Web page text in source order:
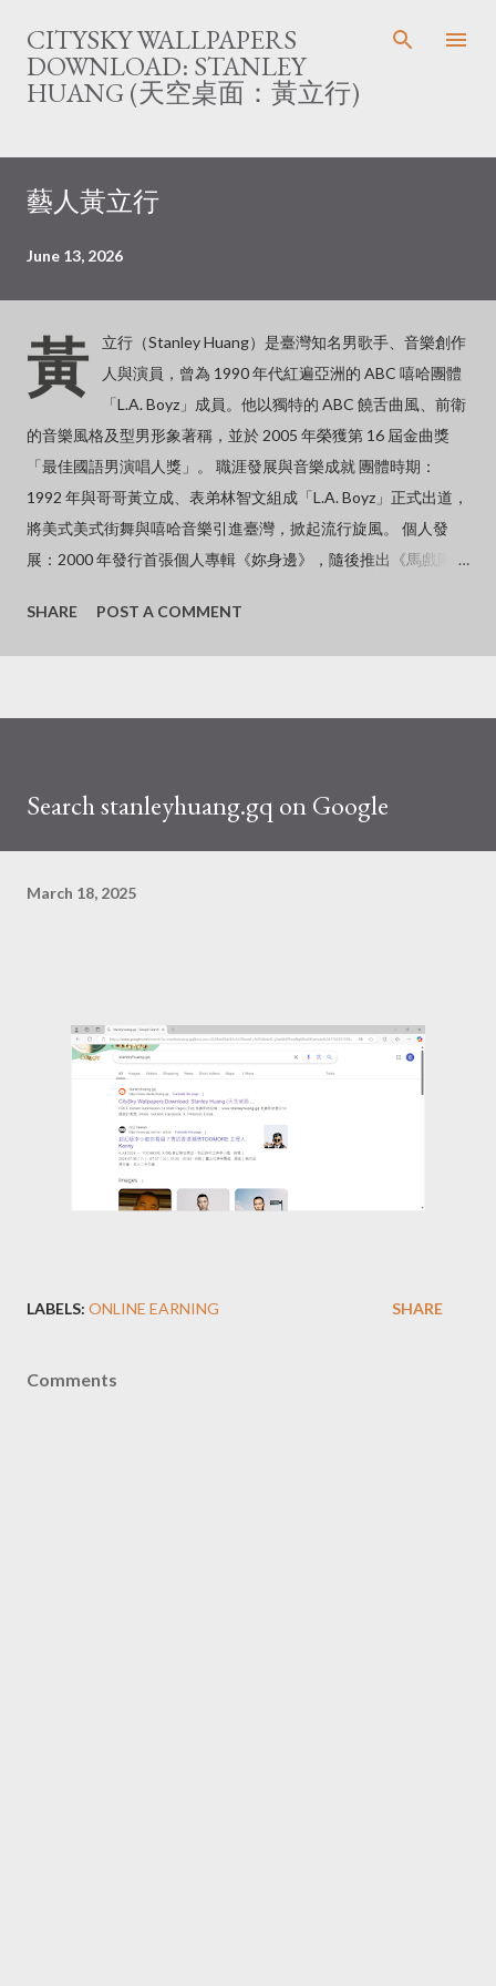
Skip to main content
CITYSKY WALLPAPERS
DOWNLOAD: STANLEY
HUANG (天空桌面：黃立行)
藝人黃立行
June 13, 2026
黃
立行（Stanley Huang）是臺灣知名男歌手、音樂創作
人與演員，曾為 1990 年代紅遍亞洲的 ABC 嘻哈團體
「L.A. Boyz」成員。他以獨特的 ABC 饒舌曲風、前衛
的音樂風格及型男形象著稱，並於 2005 年榮獲第 16 屆金曲獎
「最佳國語男演唱人獎」。 職涯發展與音樂成就 團體時期：
1992 年與哥哥黃立成、表弟林智文組成「L.A. Boyz」正式出道，
將美式美式街舞與嘻哈音樂引進臺灣，掀起流行旋風。 個人發
展：2000 年發行首張個人專輯《妳身邊》，隨後推出《馬戲團猴
年憑藉《黑的意念》專輯，擊敗周杰倫、王力宏等強敵，奪得金
曲歌王寶座。 影視作品：曾主演電影《杜拉拉升職記》並演唱主
人生活淡出螢幕：近年已逐漸淡出幕前與娛樂圈，生活重心移往
夫老妻式」生活。 低調現身：2026 年初曾被民眾捕捉到低調現
SHARE POST A COMMENT
Search stanleyhuang.gq on Google
March 18, 2025
LABELS: ONLINE EARNING SHARE
Comments